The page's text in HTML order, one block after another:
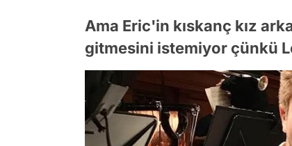
Ama Eric'in kıskanç kız
gitmesini istemiyor çünkü